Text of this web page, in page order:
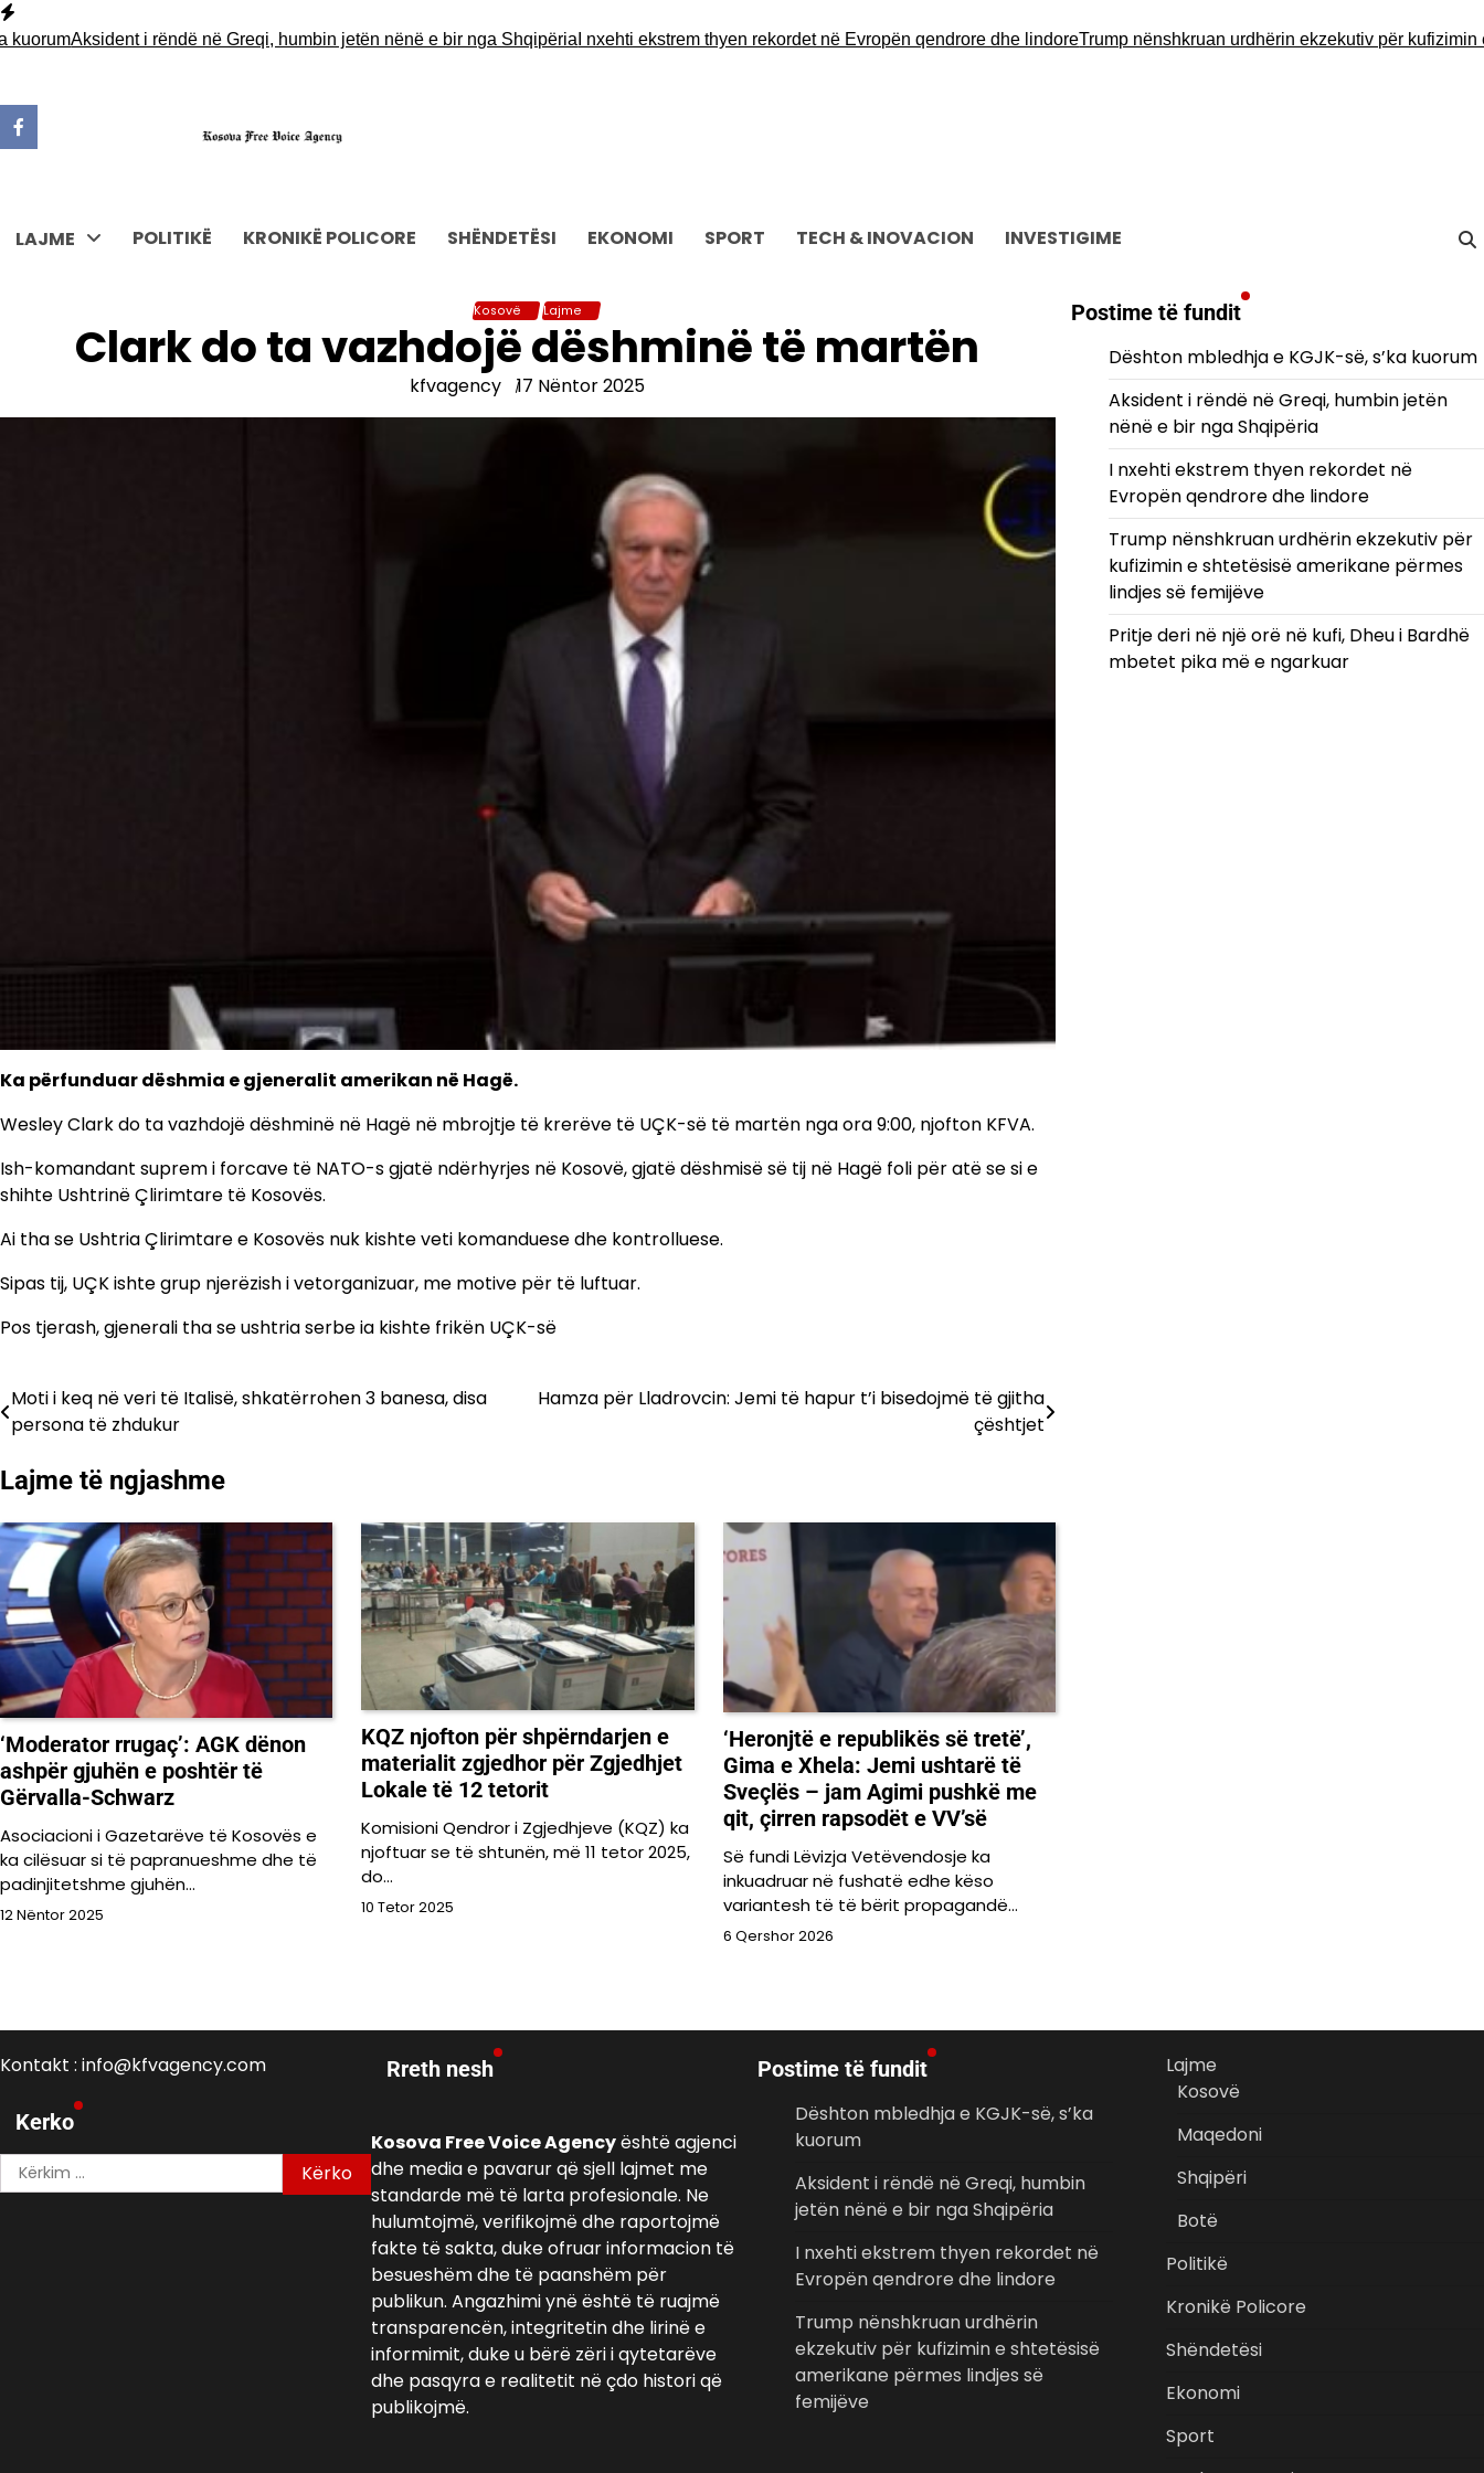
Skip
to
Aksident i rëndë në Greqi, humbin jetën nënë e bir nga ShqipëriaI nxehti ekstrem thyen rekordet në Evropën qendrore dhe lindoreTrump nënshkruan urdhërin ekzekutiv për kufizimin e
LAJME POLITIKË KRONIKË POLICORE SHËNDETËSI EKONOMI SPORT TECH & INOVACION INVESTIGIME
Kosovë Lajme
Clark do ta vazhdojë dëshminë të martën
kfvagency 17 Nëntor 2025
Ka përfunduar dëshmia e gjeneralit amerikan në Hagë.
Wesley Clark do ta vazhdojë dëshminë në Hagë në mbrojtje të krerëve të UÇK-së të martën nga ora 9:00, njofton KFVA.
Ish-komandant suprem i forcave të NATO-s gjatë ndërhyrjes në Kosovë, gjatë dëshmisë së tij në Hagë foli për atë se si e
shihte Ushtrinë Çlirimtare të Kosovës.
Ai tha se Ushtria Çlirimtare e Kosovës nuk kishte veti komanduese dhe kontrolluese.
Sipas tij, UÇK ishte grup njerëzish i vetorganizuar, me motive për të luftuar.
Pos tjerash, gjenerali tha se ushtria serbe ia kishte frikën UÇK-së
Lëvizje
te
postimet
Moti i keq në veri të Italisë, shkatërrohen 3 banesa, disa
persona të zhdukur
Hamza për Lladrovcin: Jemi të hapur t’i bisedojmë të gjitha
çështjet
Lajme të ngjashme
‘Moderator rrugaç’: AGK dënon
ashpër gjuhën e poshtër të
Gërvalla-Schwarz
Asociacioni i Gazetarëve të Kosovës e
ka cilësuar si të papranueshme dhe të
padinjitetshme gjuhën…
12 Nëntor 2025
KQZ njofton për shpërndarjen e
materialit zgjedhor për Zgjedhjet
Lokale të 12 tetorit
Komisioni Qendror i Zgjedhjeve (KQZ) ka
njoftuar se të shtunën, më 11 tetor 2025,
do…
10 Tetor 2025
‘Heronjtë e republikës së tretë’,
Gima e Xhela: Jemi ushtarë të
Sveçlës – jam Agimi pushkë me
qit, çirren rapsodët e VV’së
Së fundi Lëvizja Vetëvendosje ka
inkuadruar në fushatë edhe këso
variantesh të të bërit propagandë…
6 Qershor 2026
Postime të fundit
Dështon mbledhja e KGJK-së, s’ka kuorum
Aksident i rëndë në Greqi, humbin jetën
nënë e bir nga Shqipëria
I nxehti ekstrem thyen rekordet në
Evropën qendrore dhe lindore
Trump nënshkruan urdhërin ekzekutiv për
kufizimin e shtetësisë amerikane përmes
lindjes së femijëve
Pritje deri në një orë në kufi, Dheu i Bardhë
mbetet pika më e ngarkuar
Kontakt : info@kfvagency.com
Kerko
Kërko
për:
Rreth nesh
Kosova Free Voice Agencyështë agjenci
dhe media e pavarur që sjell lajmet me
standarde më të larta profesionale. Ne
hulumtojmë, verifikojmë dhe raportojmë
fakte të sakta, duke ofruar informacion të
besueshëm dhe të paanshëm për
publikun. Angazhimi ynë është të ruajmë
transparencën, integritetin dhe lirinë e
informimit, duke u bërë zëri i qytetarëve
dhe pasqyra e realitetit në çdo histori që
publikojmë.
Postime të fundit
Dështon mbledhja e KGJK-së, s’ka
kuorum
Aksident i rëndë në Greqi, humbin
jetën nënë e bir nga Shqipëria
I nxehti ekstrem thyen rekordet në
Evropën qendrore dhe lindore
Trump nënshkruan urdhërin
ekzekutiv për kufizimin e shtetësisë
amerikane përmes lindjes së
femijëve
Lajme
Kosovë
Maqedoni
Shqipëri
Botë
Politikë
Kronikë Policore
Shëndetësi
Ekonomi
Sport